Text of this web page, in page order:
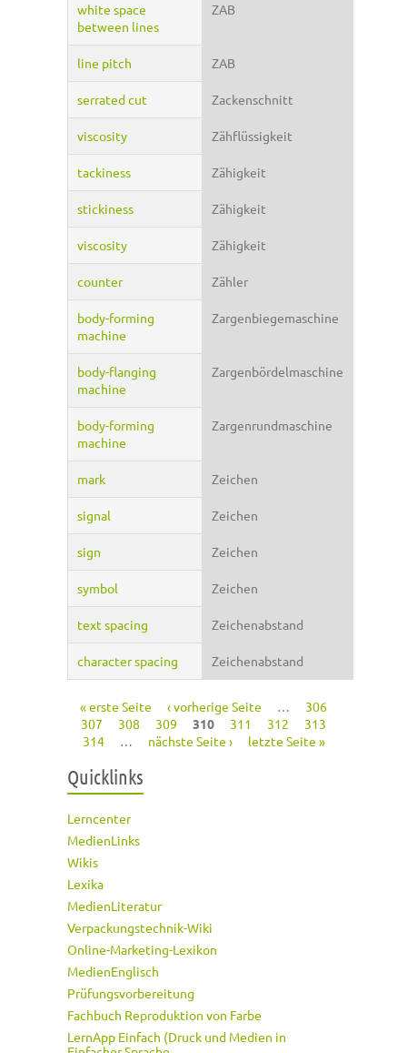
white space
between lines
ZAB
line pitch ZAB
serrated cut Zackenschnitt
viscosity Zähflüssigkeit
tackiness Zähigkeit
stickiness Zähigkeit
viscosity Zähigkeit
counter Zähler
body-forming
machine
Zargenbiegemaschine
body-flanging
machine
Zargenbördelmaschine
body-forming
machine
Zargenrundmaschine
mark Zeichen
signal Zeichen
sign Zeichen
symbol Zeichen
text spacing Zeichenabstand
character spacing Zeichenabstand
Seiten
« erste Seite ‹ vorherige Seite …
306
307
308 309 310 311 312
313
314
… nächste Seite › letzte Seite »
Quicklinks
Lerncenter
MedienLinks
Wikis
Lexika
MedienLiteratur
Verpackungstechnik-Wiki
Online-Marketing-Lexikon
MedienEnglisch
Prüfungsvorbereitung
Fachbuch Reproduktion von Farbe
LernApp Einfach (Druck und Medien in